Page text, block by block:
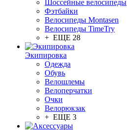
Шоссейные велосипеды
Фэтбайки
Велосипеды Montasen
Велосипеды TimeTry
+ ЕЩЕ 28
Экипировка
Одежда
Обувь
Велошлемы
Велоперчатки
Очки
Велорюкзак
+ ЕЩЕ 3